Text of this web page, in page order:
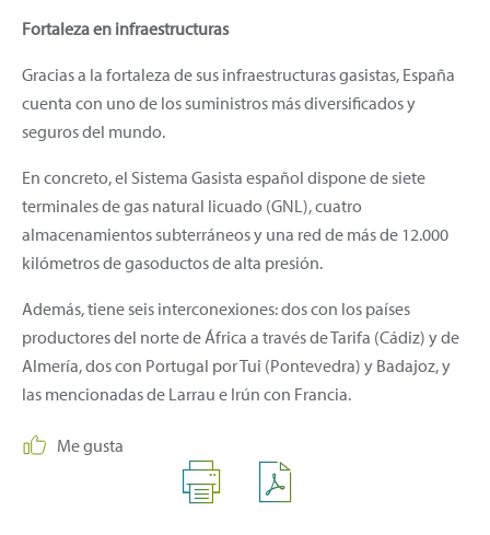
Fortaleza en infraestructuras
Gracias a la fortaleza de sus infraestructuras gasistas, España
cuenta con uno de los suministros más diversificados y
seguros del mundo.
En concreto, el Sistema Gasista español dispone de siete
terminales de gas natural licuado (GNL), cuatro
almacenamientos subterráneos y una red de más de 12.000
kilómetros de gasoductos de alta presión.
Además, tiene seis interconexiones: dos con los países
productores del norte de África a través de Tarifa (Cádiz) y de
Almería, dos con Portugal por Tui (Pontevedra) y Badajoz, y
las mencionadas de Larrau e Irún con Francia.
Me gusta